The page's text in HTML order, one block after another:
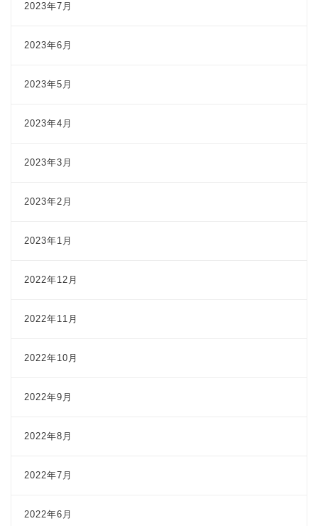
2023年7月
2023年6月
2023年5月
2023年4月
2023年3月
2023年2月
2023年1月
2022年12月
2022年11月
2022年10月
2022年9月
2022年8月
2022年7月
2022年6月